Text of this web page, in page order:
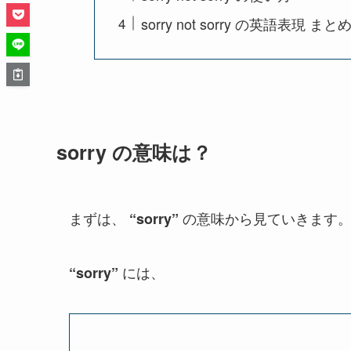
sorry not sorry の英語表現 まとめ
sorry の意味は？
まずは、 “sorry” の意味から見ていきます。
“sorry” には、